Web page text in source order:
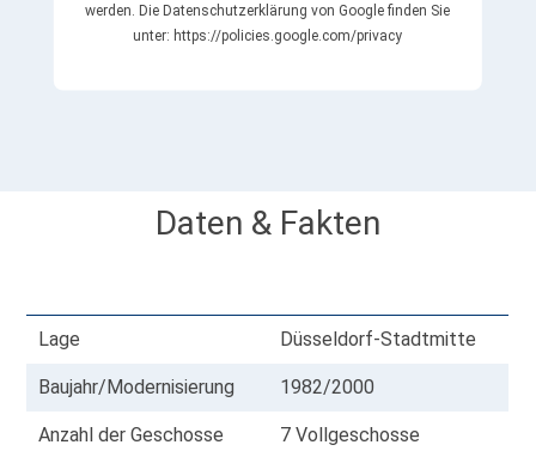
werden. Die Datenschutz­erklärung von Google finden Sie
unter: https://policies.google.com/privacy
Daten & Fakten
Lage Düsseldorf-Stadtmitte
Baujahr/Modernisierung 1982/2000
Anzahl der Geschosse 7 Vollgeschosse